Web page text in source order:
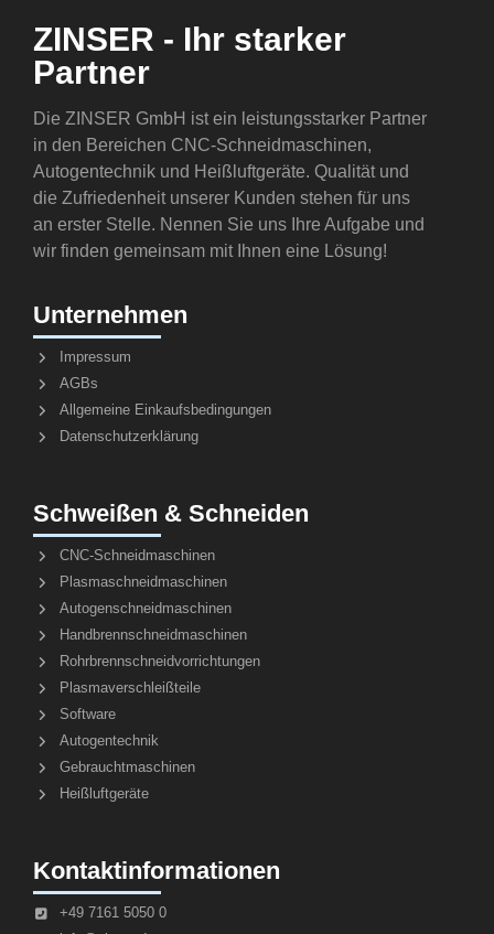
ZINSER - Ihr starker
Partner
Die ZINSER GmbH ist ein leistungsstarker Partner
in den Bereichen CNC-Schneidmaschinen,
Autogentechnik und Heißluftgeräte. Qualität und
die Zufriedenheit unserer Kunden stehen für uns
an erster Stelle. Nennen Sie uns Ihre Aufgabe und
wir finden gemeinsam mit Ihnen eine Lösung!
Unternehmen
Impressum
AGBs
Allgemeine Einkaufsbedingungen
Datenschutzerklärung
Schweißen & Schneiden
CNC-Schneidmaschinen
Plasmaschneidmaschinen
Autogenschneidmaschinen
Handbrennschneidmaschinen
Rohrbrennschneidvorrichtungen
Plasmaverschleißteile
Software
Autogentechnik
Gebrauchtmaschinen
Heißluftgeräte
Kontaktinformationen
+49 7161 5050 0